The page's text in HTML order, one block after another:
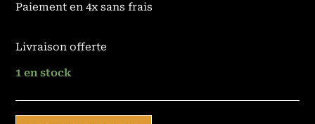
Paiement en 4x sans frais
Livraison offerte
1 en stock